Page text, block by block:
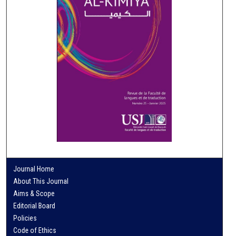
Journal Home
About This Journal
Aims & Scope
Editorial Board
Policies
Code of Ethics